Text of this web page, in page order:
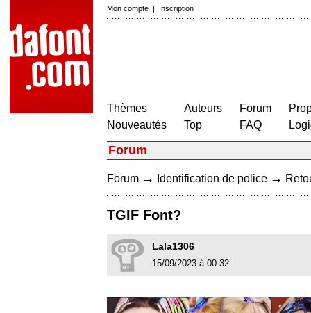
Mon compte | Inscription
Thèmes
Nouveautés
Auteurs
Top
Forum
FAQ
Forum
Forum → Identification de police →
TGIF Font?
Lala1306
15/09/2023 à 00:32